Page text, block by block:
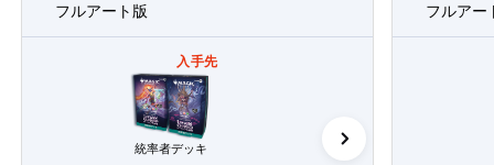
フルアート版
入手先
統率者デッキ
フルアー